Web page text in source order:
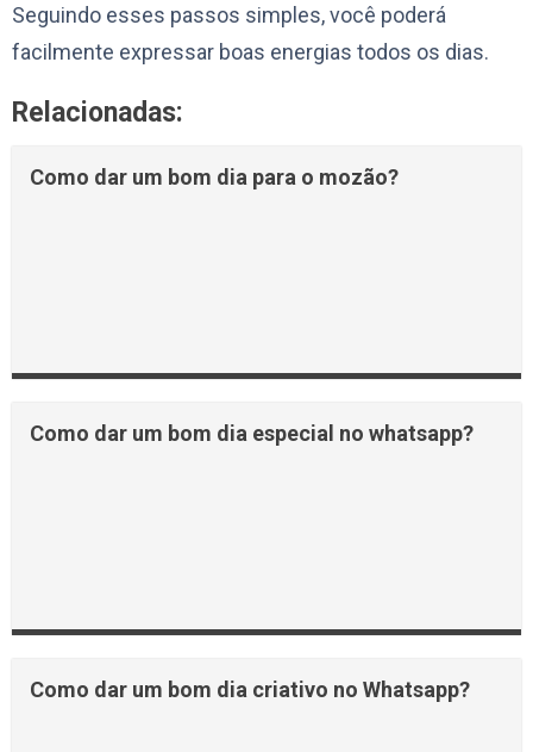
Seguindo esses passos simples, você poderá
facilmente expressar boas energias todos os dias.
Relacionadas:
Como dar um bom dia para o mozão?
Como dar um bom dia especial no whatsapp?
Como dar um bom dia criativo no Whatsapp?